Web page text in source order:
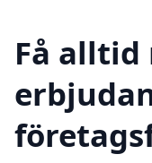
Få alltid